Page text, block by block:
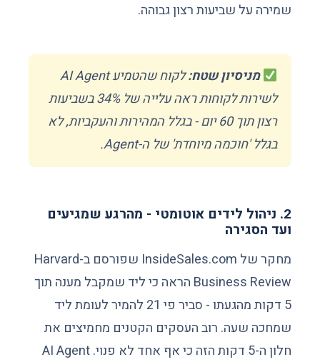
שמירה על שביעות רצון גבוהה.
מניסיון שטח:
לקוח שהטמיע AI Agent
לשירות לקוחות ראה עלייה של 34% בשביעות
רצון תוך 60 יום - בגלל המהירות והעקביות, לא
בגלל 'חוכמה מיוחדת' של ה-Agent.
2. ניהול לידים אוטומטי - מהרגע שמגיעים
ועד הסגירה
מחקר של InsideSales.com שפורסם ב-Harvard
Business Review הראה כי ליד שמקבל מענה תוך
5 דקות מהגעתו - סביר פי 21 להמיר לעומת ליד
שמחכה שעה. רוב העסקים הקטנים מחמיצים את
חלון ה-5 דקות הזה כי אף אחד לא פנוי. AI Agent